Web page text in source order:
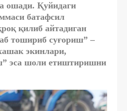
ошади. Қуйидаги
батафсил
қилиб айтадиган
тошириб суғориш” –
экинлари,
эса шоли етиштиришни